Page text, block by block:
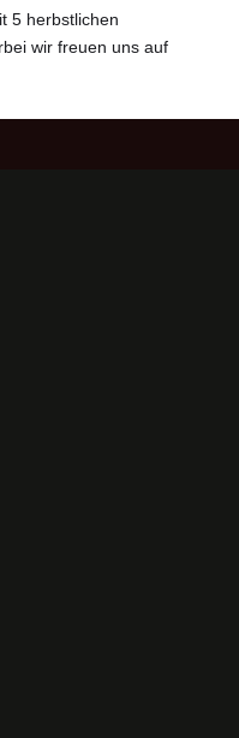
5 herbstlichen
wir freuen uns auf